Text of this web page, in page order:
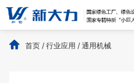
首页 / 行业应用 / 通用机械